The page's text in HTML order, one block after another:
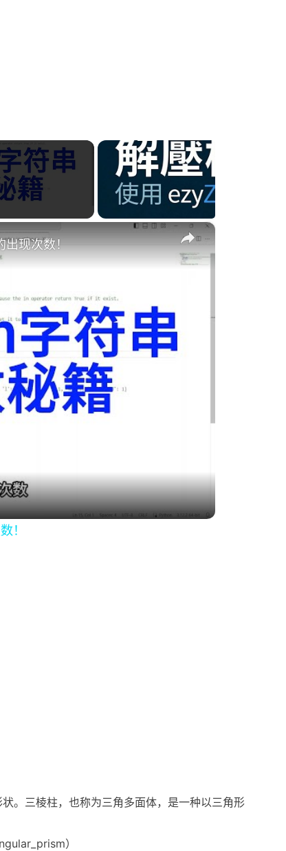
×
出现次数！
！
。三棱柱，也称为三角多面体，是一种以三角形
）